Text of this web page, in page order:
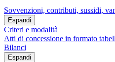
Sovvenzioni, contributi, sussidi,
Espandi
Criteri e modalità
Atti di concessione in formato
Bilanci
Espandi